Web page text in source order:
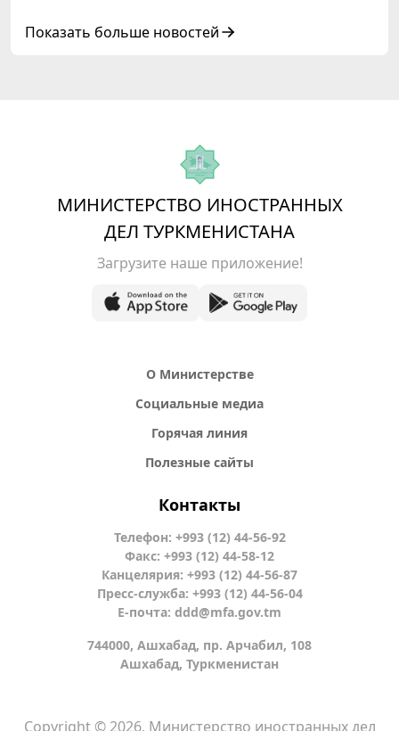
сотрудничества «Центральная Азия –
Показать больше новостей
МИНИСТЕРСТВО ИНОСТРАННЫХ
ДЕЛ ТУРКМЕНИСТАНА
Загрузите наше приложение!
О Министерстве
Социальные медиа
Горячая линия
Полезные сайты
Контакты
Телефон: +993 (12) 44-56-92
Факс: +993 (12) 44-58-12
Канцелярия: +993 (12) 44-56-87
Пресс-служба: +993 (12) 44-56-04
Е-почта: ddd@mfa.gov.tm
744000, Ашхабад, пр. Арчабил, 108
Ашхабад, Туркменистан
Copyright © 2026. Министерство иностранных дел